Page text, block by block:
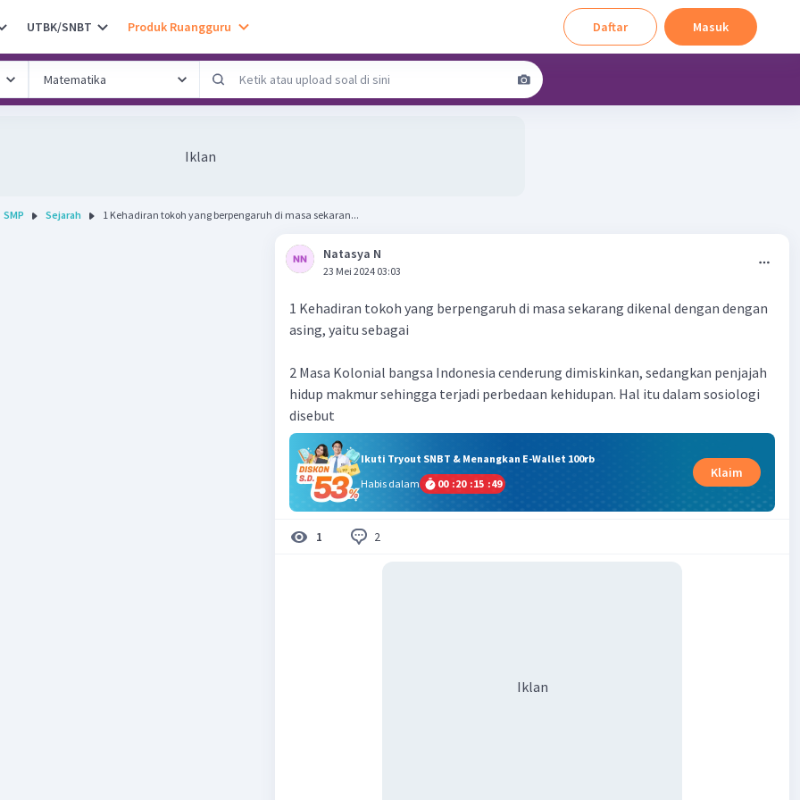
UTBK/SNBT Produk Ruangguru Daftar Masuk
Iklan
SMP Sejarah 1 Kehadiran tokoh yang berpengaruh di masa sekaran...
Natasya N
23 Mei 2024 03:03
1 Kehadiran tokoh yang berpengaruh di masa sekarang dikenal dengan dengan
asing, yaitu sebagai
2 Masa Kolonial bangsa Indonesia cenderung dimiskinkan, sedangkan penjajah
hidup makmur sehingga terjadi perbedaan kehidupan. Hal itu dalam sosiologi
disebut
Ikuti Tryout SNBT & Menangkan E-Wallet 100rb
Habis dalam
00 :20 :15 :48
Klaim
1 2
Iklan